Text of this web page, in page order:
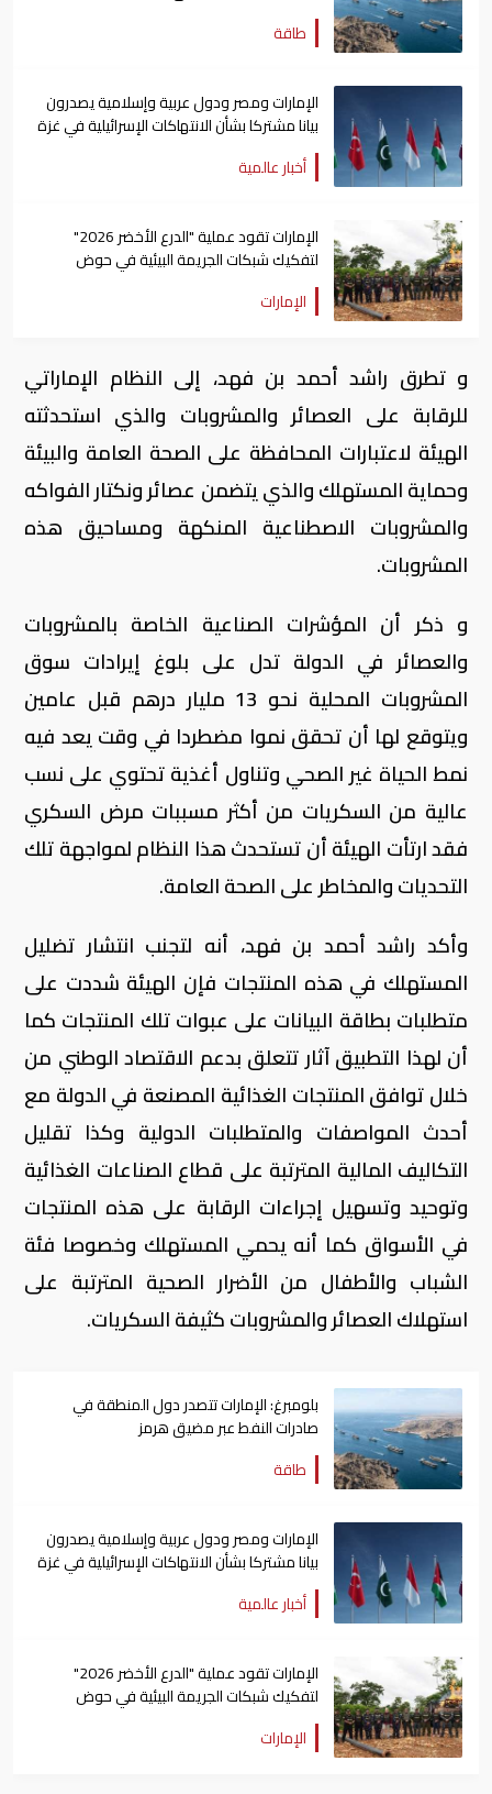
طاقة
الإمارات ومصر ودول عربية وإسلامية يصدرون
بيانا مشتركا بشأن الانتهاكات الإسرائيلية في غزة
أخبار عالمية
الإمارات تقود عملية "الدرع الأخضر 2026"
لتفكيك شبكات الجريمة البيئية في حوض
الأمازون
الإمارات
و تطرق راشد أحمد بن فهد، إلى النظام الإماراتي
للرقابة على العصائر والمشروبات والذي استحدثته
الهيئة لاعتبارات المحافظة على الصحة العامة والبيئة
وحماية المستهلك والذي يتضمن عصائر ونكتار الفواكه
والمشروبات الاصطناعية المنكهة ومساحيق هذه
المشروبات.
و ذكر أن المؤشرات الصناعية الخاصة بالمشروبات
والعصائر في الدولة تدل على بلوغ إيرادات سوق
المشروبات المحلية نحو 13 مليار درهم قبل عامين
ويتوقع لها أن تحقق نموا مضطردا في وقت يعد فيه
نمط الحياة غير الصحي وتناول أغذية تحتوي على نسب
عالية من السكريات من أكثر مسببات مرض السكري
فقد ارتأت الهيئة أن تستحدث هذا النظام لمواجهة تلك
التحديات والمخاطر على الصحة العامة.
وأكد راشد أحمد بن فهد، أنه لتجنب انتشار تضليل
المستهلك في هذه المنتجات فإن الهيئة شددت على
متطلبات بطاقة البيانات على عبوات تلك المنتجات كما
أن لهذا التطبيق آثار تتعلق بدعم الاقتصاد الوطني من
خلال توافق المنتجات الغذائية المصنعة في الدولة مع
أحدث المواصفات والمتطلبات الدولية وكذا تقليل
التكاليف المالية المترتبة على قطاع الصناعات الغذائية
وتوحيد وتسهيل إجراءات الرقابة على هذه المنتجات
في الأسواق كما أنه يحمي المستهلك وخصوصا فئة
الشباب والأطفال من الأضرار الصحية المترتبة على
استهلاك العصائر والمشروبات كثيفة السكريات.
بلومبرغ: الإمارات تتصدر دول المنطقة في
صادرات النفط عبر مضيق هرمز
طاقة
الإمارات ومصر ودول عربية وإسلامية يصدرون
بيانا مشتركا بشأن الانتهاكات الإسرائيلية في غزة
أخبار عالمية
الإمارات تقود عملية "الدرع الأخضر 2026"
لتفكيك شبكات الجريمة البيئية في حوض
الأمازون
الإمارات